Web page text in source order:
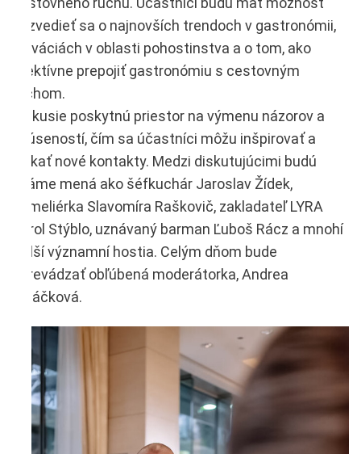
dozvedieť sa o najnovších trendoch v gastronómii,
inováciách v oblasti pohostinstva a o tom, ako
efektívne prepojiť gastronómiu s cestovným
ruchom.
Diskusie poskytnú priestor na výmenu názorov a
skúseností, čím sa účastníci môžu inšpirovať a
získať nové kontakty. Medzi diskutujúcimi budú
známe mená ako šéfkuchár Jaroslav Žídek,
someliérka Slavomíra Raškovič, zakladateľ LYRA
Karol Stýblo, uznávaný barman Ľuboš Rácz a mnohí
ďalší významní hostia. Celým dňom bude
sprevádzať obľúbená moderátorka, Andrea
Poláčková.